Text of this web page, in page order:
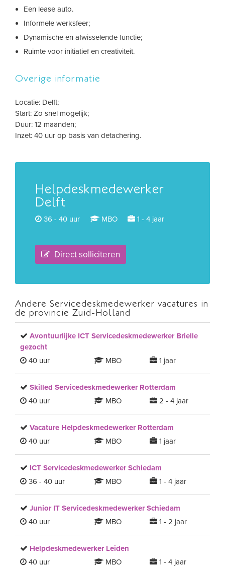
Een lease auto.
Informele werksfeer;
Dynamische en afwisselende functie;
Ruimte voor initiatief en creativiteit.
Overige informatie
Locatie: Delft;
Start: Zo snel mogelijk;
Duur: 12 maanden;
Inzet: 40 uur op basis van detachering.
Helpdeskmedewerker
Delft
36 - 40 uur MBO 1 - 4 jaar
Direct solliciteren
Andere Servicedeskmedewerker vacatures in
de provincie Zuid-Holland
Avontuurlijke ICT Servicedeskmedewerker Brielle
gezocht
40 uur
MBO 1 jaar
Skilled Servicedeskmedewerker Rotterdam
40 uur
MBO 2 - 4 jaar
Vacature Helpdeskmedewerker Rotterdam
40 uur
MBO 1 jaar
ICT Servicedeskmedewerker Schiedam
36 - 40 uur
MBO 1 - 4 jaar
Junior IT Servicedeskmedewerker Schiedam
40 uur
MBO 1 - 2 jaar
Helpdeskmedewerker Leiden
40 uur
MBO 1 - 4 jaar